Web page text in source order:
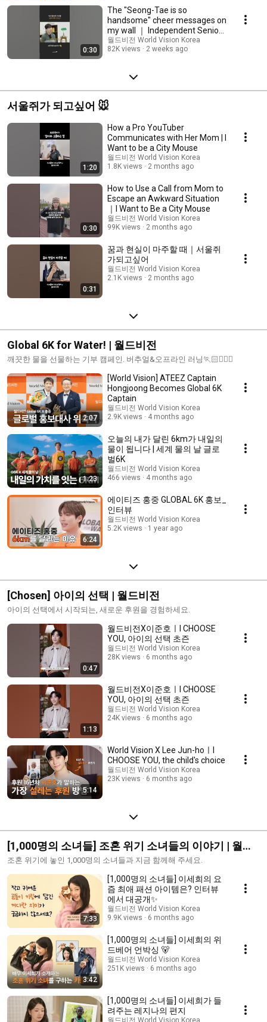
0:30
The "Seong-Tae is so
handsome" cheer messages on
my wall ｜ Independent Senior
#shorts
월드비전 World Vision Korea
82K views
2 weeks ago
서울쥐가 되고싶어 🐭
1:20
How a Pro YouTuber
Communicates with Her Mom | I
Want to be a City Mouse
월드비전 World Vision Korea
1.8K views
2 months ago
0:30
How to Use a Call from Mom to
Escape an Awkward Situation
｜I Want to Be a City Mouse
월드비전 World Vision Korea
99K views
2 months ago
0:31
꿈과 현실이 마주할 때｜서울쥐
가되고싶어
월드비전 World Vision Korea
2.1K views
2 months ago
Global 6K for Water! | 월드비전
깨끗한 물을 선물하는 기부 캠페인. 버추얼&오프라인 러닝🏃🏻🏃🏻‍♂️
2:07
[World Vision] ATEEZ Captain
Hongjoong Becomes Global 6K
Captain
월드비전 World Vision Korea
2.9K views
4 months ago
1:23
오늘의 내가 달린 6km가 내일의
물이 됩니다 | 세계 물의 날 글로
벌6K
월드비전 World Vision Korea
466 views
4 months ago
6:24
에이티즈 홍중 GLOBAL 6K 홍보_
인터뷰
월드비전 World Vision Korea
5.2K views
1 year ago
[Chosen] 아이의 선택 | 월드비전
아이의 선택에서 시작되는, 새로운 후원을 경험하세요.
0:47
월드비전X이준호ㅣI CHOOSE
YOU, 아이의 선택 초즌
월드비전 World Vision Korea
28K views
6 months ago
1:13
월드비전X이준호ㅣI CHOOSE
YOU, 아이의 선택 초즌
월드비전 World Vision Korea
24K views
6 months ago
5:14
World Vision X Lee Jun-hoㅣI
CHOOSE YOU, the child's choice
월드비전 World Vision Korea
23K views
6 months ago
[1,000명의 소녀들] 조혼 위기 소녀들의 이야기 | 월드
비전
조혼 위기에 놓인 1,000명의 소녀들과 지금 함께해 주세요.
7:33
[1,000명의 소녀들] 이세희의 요
즘 최애 패션 아이템은? 인터뷰
에서 대공개✨
월드비전 World Vision Korea
9.9K views
6 months ago
3:42
[1,000명의 소녀들] 이세희의 위
드베어 언박싱 🐻
월드비전 World Vision Korea
251K views
6 months ago
[1,000명의 소녀들] 이세희가 들
려주는 레지나의 편지
월드비전 World Vision Korea